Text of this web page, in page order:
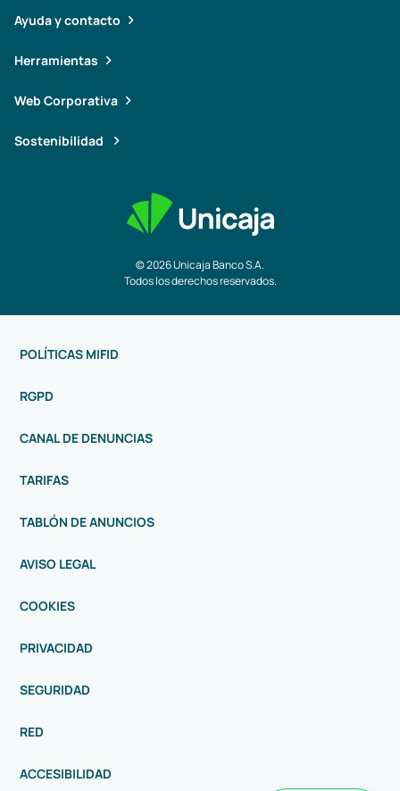
© 2026 Unicaja Banco S.A.
Todos los derechos reservados.
Ayuda y contacto
Herramientas
Web Corporativa
Sostenibilidad
POLÍTICAS MIFID
RGPD
CANAL DE DENUNCIAS
TARIFAS
TABLÓN DE ANUNCIOS
AVISO LEGAL
COOKIES
PRIVACIDAD
SEGURIDAD
RED
ACCESIBILIDAD